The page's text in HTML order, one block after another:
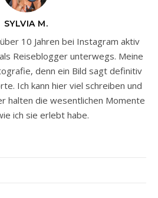
SYLVIA M.
10 Jahren bei Instagram aktiv
Reiseblogger unterwegs. Meine
denn ein Bild sagt definitiv
Ich kann hier viel schreiben und
halten die wesentlichen Momente
ich sie erlebt habe.